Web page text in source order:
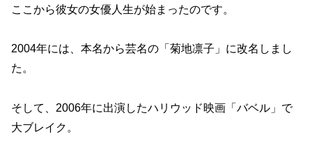
ここから彼女の女優人生が始まったのです。
2004年には、本名から芸名の「菊地凛子」に改名しまし
た。
そして、2006年に出演したハリウッド映画「バベル」で
大ブレイク。